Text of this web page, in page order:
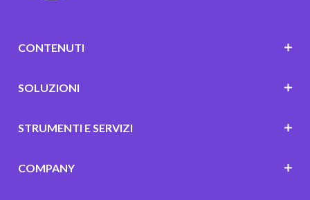
CONTENUTI
SOLUZIONI
STRUMENTI E SERVIZI
COMPANY